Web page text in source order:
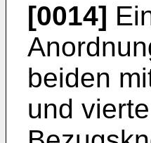
[0014]
beiden
und